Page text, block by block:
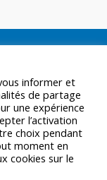
informer et
de partage
une expérience
l’activation
choix pendant
moment en
cookies sur le